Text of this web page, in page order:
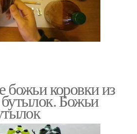
божьи коровки из
Божьи